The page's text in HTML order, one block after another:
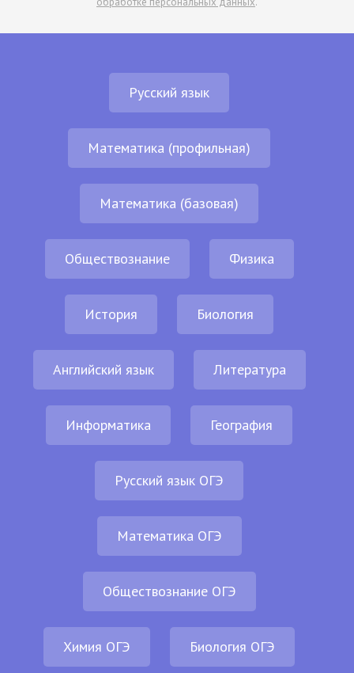
Русский язык
Математика (профильная)
Математика (базовая)
Обществознание Физика
История Биология
Английский язык Литература
Информатика География
Русский язык ОГЭ
Математика ОГЭ
Обществознание ОГЭ
Химия ОГЭ Биология ОГЭ